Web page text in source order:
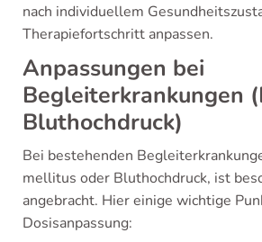
nach individuellem
Therapiefortschritt anpassen.
Anpassungen bei
Begleiterkrankungen
Bluthochdruck)
Bei bestehenden
mellitus oder Bluthochdruck, ist
angebracht. Hier einige wichtige
Dosisanpassung: